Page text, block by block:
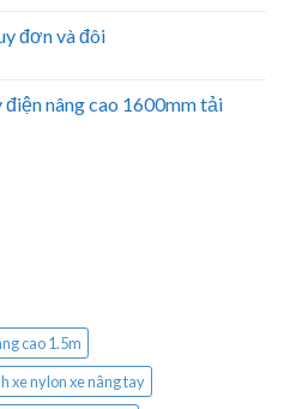
đơn và đôi
điện nâng cao 1600mm tải
cao 1.5m
xe nylon xe nâng tay